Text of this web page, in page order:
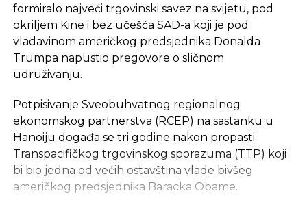
formiralo najveći trgovinski savez na svijetu, pod
okriljem Kine i bez učešća SAD-a koji je pod
vladavinom američkog predsjednika Donalda
Trumpa napustio pregovore o sličnom
udruživanju.
Potpisivanje Sveobuhvatnog regionalnog
ekonomskog partnerstva (RCEP) na sastanku u
Hanoiju događa se tri godine nakon propasti
Transpacifičkog trgovinskog sporazuma (TTP) koji
bi bio jedna od većih ostavština vlade bivšeg
američkog predsjednika Baracka Obame.